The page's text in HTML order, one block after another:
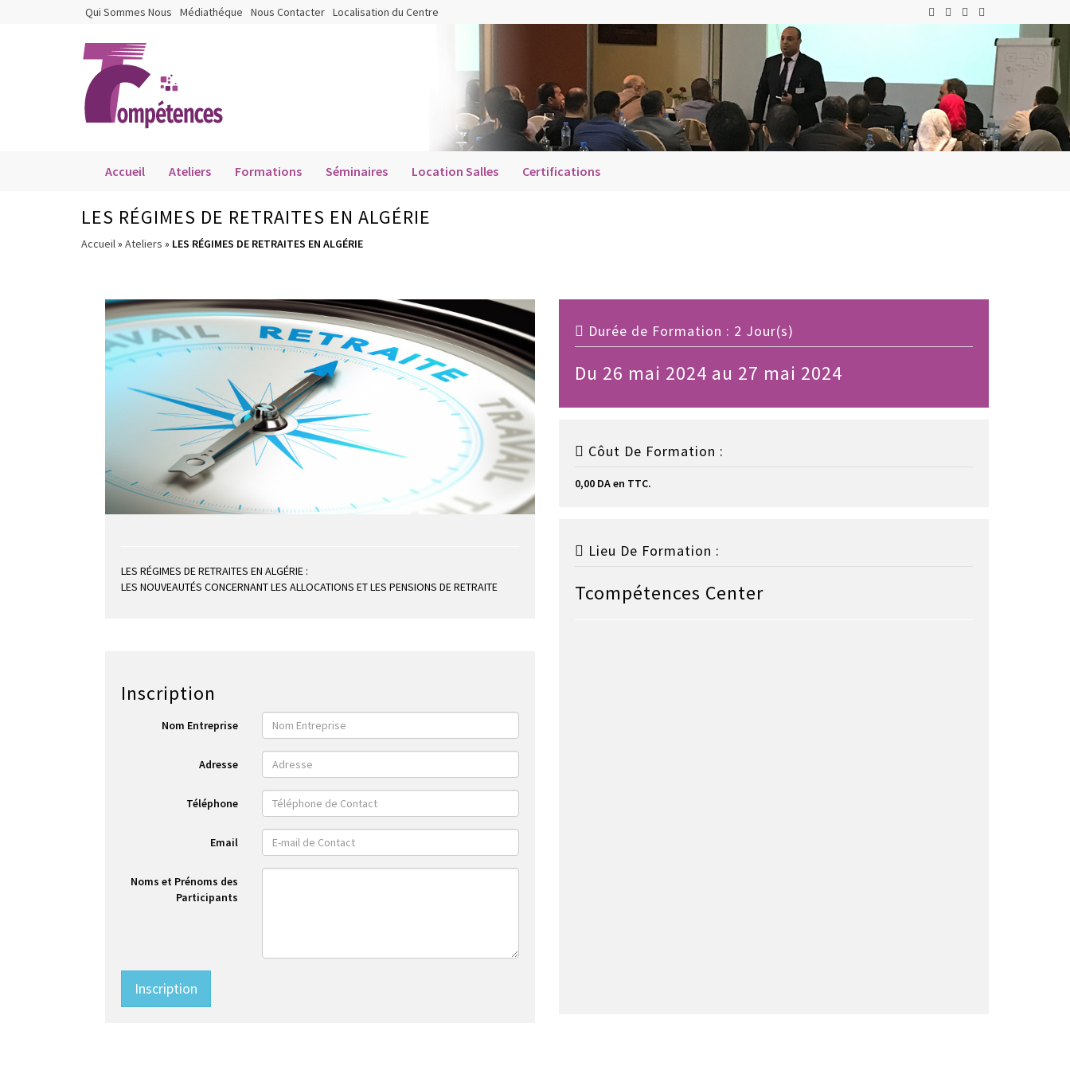
Qui Sommes Nous Médiathéque Nous Contacter Localisation du Centre
Accueil Ateliers Formations Séminaires Location Salles Certifications
LES RÉGIMES DE RETRAITES EN ALGÉRIE
Accueil» Ateliers » LES RÉGIMES DE RETRAITES EN ALGÉRIE
LES RÉGIMES DE RETRAITES EN ALGÉRIE :
LES NOUVEAUTÉS CONCERNANT LES ALLOCATIONS ET LES PENSIONS DE RETRAITE
Inscription
Nom Entreprise
Adresse
Téléphone
Email
Noms et Prénoms des
Participants
Inscription
Durée de Formation : 2 Jour(s)
Du 26 mai 2024 au 27 mai 2024
Côut De Formation :
0,00 DA en TTC.
Lieu De Formation :
Tcompétences Center